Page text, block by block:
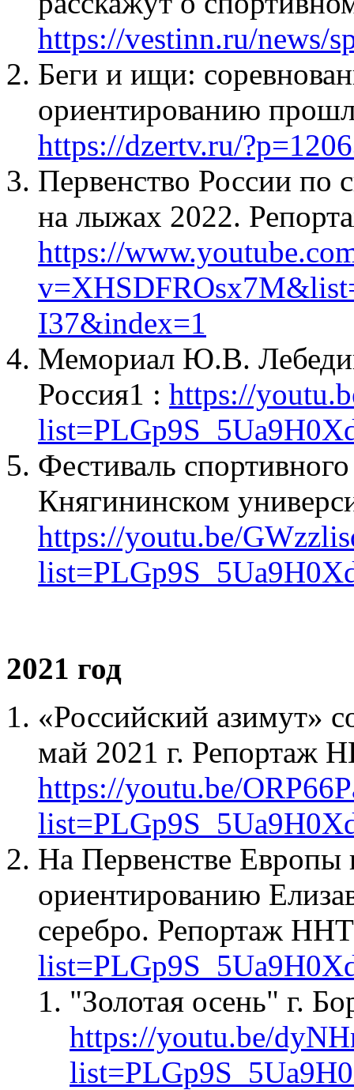
https://vestinn.ru/news/
Беги и ищи:
ориентированию
https://dzertv.ru/
Первенство России по
на лыжах 2022.
https://
I37&index=1
Мемориал Ю.В.
Россия1 : https://
Фестиваль
Княгининском
https://youtu.be/
2021 год
«Российский азимут»
май 2021 г. Репортаж
https://youtu.be/
На Первенстве Европы
ориентированию
серебро. Репортаж
"Золотая осень" г.
https://youtu.be/